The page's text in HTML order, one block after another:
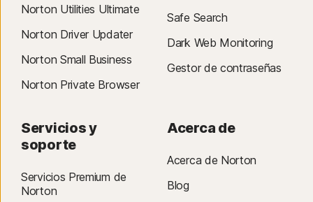
Norton Utilities Ultimate
Norton Driver Updater
Norton Small Business
Norton Private Browser
Safe Search
Dark Web Monitoring
Gestor de contraseñas
Servicios y
soporte
Servicios Premium de
Norton
Acerca de
Acerca de Norton
Blog